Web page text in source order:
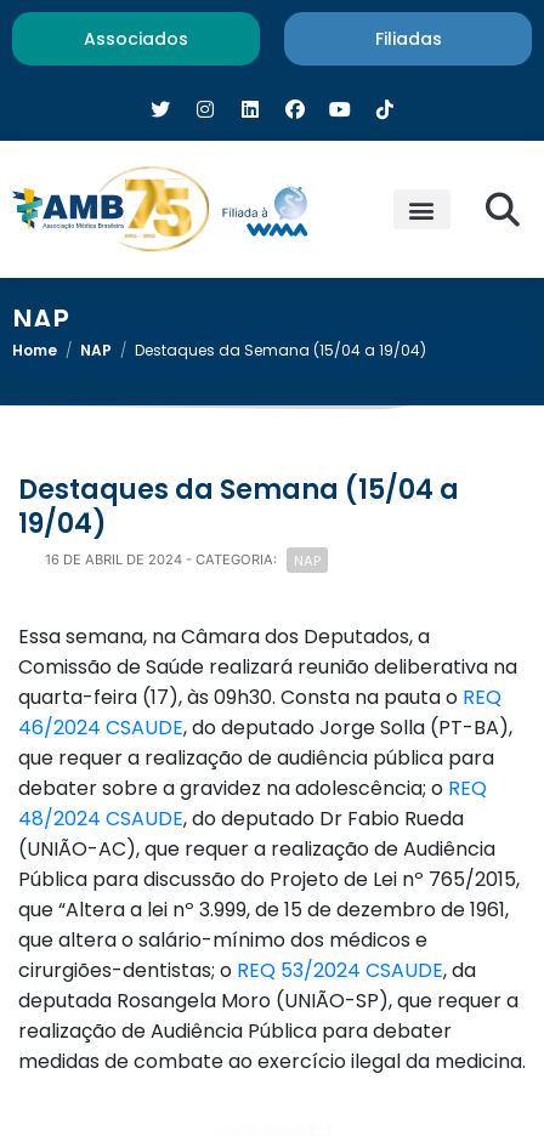
Associados Filiadas
NAP
Home / NAP / Destaques da Semana (15/04 a 19/04)
Destaques da Semana (15/04 a
19/04)
16 DE ABRIL DE 2024 - CATEGORIA: NAP
Essa semana, na Câmara dos Deputados, a
Comissão de Saúde realizará reunião deliberativa na
quarta-feira (17), às 09h30. Consta na pauta o REQ
46/2024 CSAUDE, do deputado Jorge Solla (PT-BA),
que requer a realização de audiência pública para
debater sobre a gravidez na adolescência; o REQ
48/2024 CSAUDE, do deputado Dr Fabio Rueda
(UNIÃO-AC), que requer a realização de Audiência
Pública para discussão do Projeto de Lei nº 765/2015,
que “Altera a lei nº 3.999, de 15 de dezembro de 1961,
que altera o salário-mínimo dos médicos e
cirurgiões-dentistas; o REQ 53/2024 CSAUDE, da
deputada Rosangela Moro (UNIÃO-SP), que requer a
realização de Audiência Pública para debater
medidas de combate ao exercício ilegal da medicina.